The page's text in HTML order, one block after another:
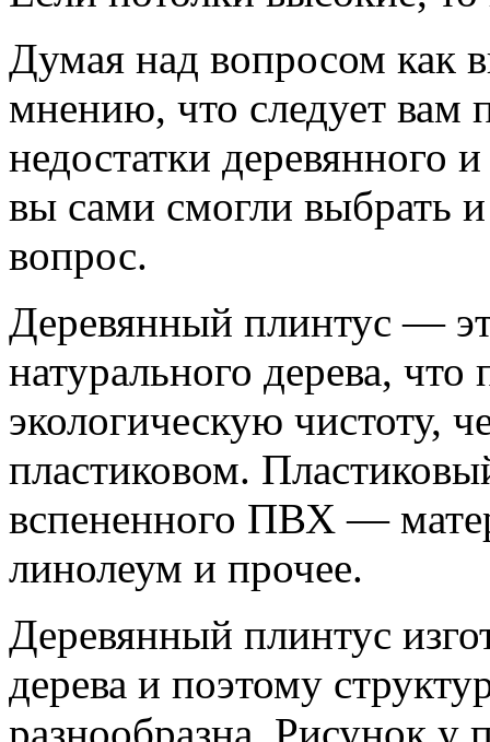
Думая над вопросом как
мнению, что следует вам
недостатки деревянного
вы сами смогли выбрать
вопрос.
Деревянный плинтус —
натурального дерева, что
экологическую чистоту,
пластиковом.
вспененного ПВХ —
линолеум и прочее.
Деревянный плинтус
дерева и поэтому
разнообразна. Рисунок у